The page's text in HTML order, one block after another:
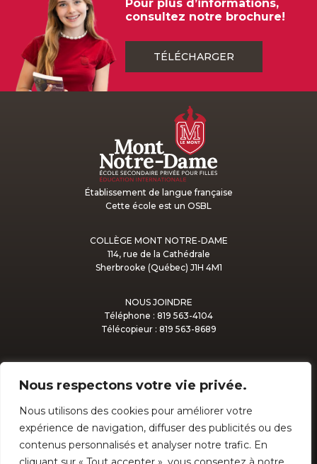
Nous respectons votre vie privée.
Nous utilisons des cookies pour améliorer votre
expérience de navigation, diffuser des publicités ou des
contenus personnalisés et analyser notre trafic. En
Pour plus d’informations,
consultez notre brochure!
TÉLÉCHARGER
Établissement de langue française
Cette école est un OSBL
COLLÈGE MONT NOTRE-DAME
114, rue de la Cathédrale
Sherbrooke (Québec) J1H 4M1
NOUS JOINDRE
Téléphone : 819 563-4104
Télécopieur : 819 563-8689
ADMISSION